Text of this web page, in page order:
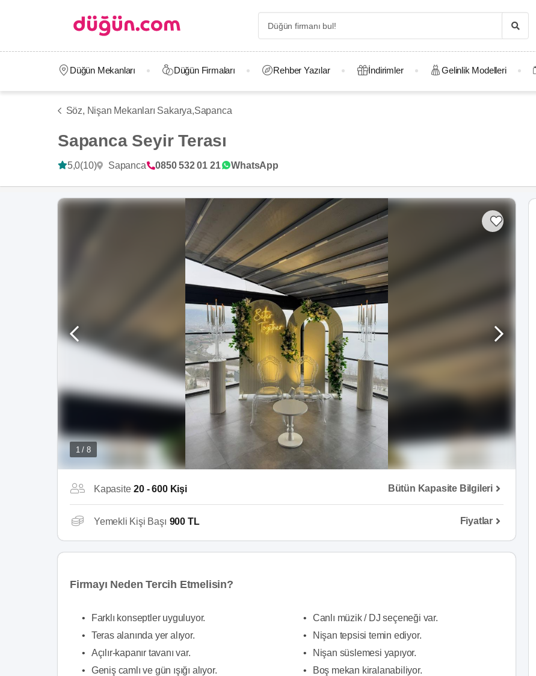
Düğün Mekanları Düğün Firmaları Rehber Yazılar İndirimler Gelinlik Modelleri
Söz, Nişan Mekanları Sakarya,Sapanca
Sapanca Seyir Terası
5,0(10) Sapanca 0850 532 01 21 WhatsApp
1 / 8
Kapasite 20 - 600 Kişi Bütün Kapasite Bilgileri
Yemekli Kişi Başı 900 TL Fiyatlar
Firmayı Neden Tercih Etmelisin?
•
Farklı konseptler uyguluyor.
•
Teras alanında yer alıyor.
•
Açılır-kapanır tavanı var.
•
Geniş camlı ve gün ışığı alıyor.
•
Canlı müzik / DJ seçeneği var.
•
Nişan tepsisi temin ediyor.
•
Nişan süslemesi yapıyor.
•
Boş mekan kiralanabiliyor.